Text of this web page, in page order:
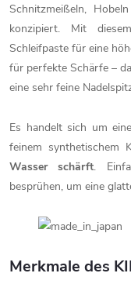
Schnitzmeißeln,
konzipiert. Mit
Schleifpaste für eine
für perfekte Schärfe –
eine sehr feine
Es handelt sich um
feinem synthetischem
Wasser schärft.
besprühen, um eine
Merkmale des